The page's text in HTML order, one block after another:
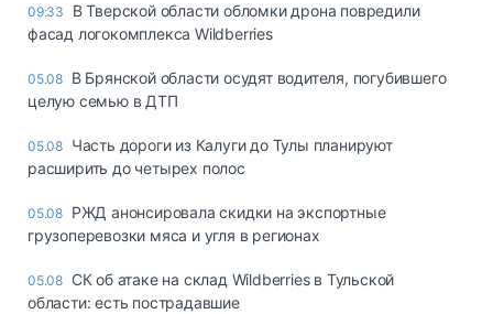
09:33
В Тверской области обломки дрона повредили
фасад логокомплекса Wildberries
05.08 В Брянской области осудят водителя, погубившего
целую семью в ДТП
05.08 Часть дороги из Калуги до Тулы планируют
расширить до четырех полос
05.08 РЖД анонсировала скидки на экспортные
грузоперевозки мяса и угля в регионах
05.08 СК об атаке на склад Wildberries в Тульской
области: есть пострадавшие